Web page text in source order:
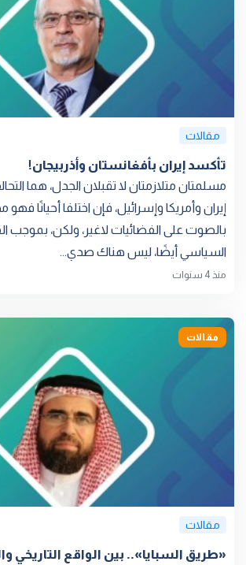
مقالات
تأكسد إيران بأفغانستان وأذربيجان!
مسلمتان متلازمتان لا تقبلان الجدل، هما
إيران وأمريكا وإسرائيل، فإن اختلفا أحيانًا فهو
بالصوت على الفضائيات لاغير، ولكن، بموجب
السياسي أيضًا، ليس هناك صدي...
منذ 4 سنوات
مقالات
مقالات
«طريق السبايا».. بين الواقع التاريخي